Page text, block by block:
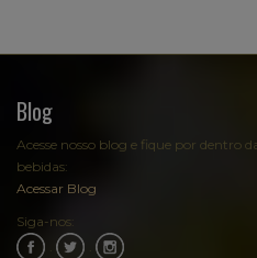
Blog
Acesse nosso blog e fique por dentro
bebidas:
Acessar Blog
Siga-nos: